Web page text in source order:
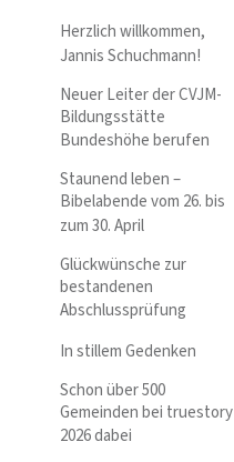
Herzlich willkommen,
Jannis Schuchmann!
Neuer Leiter der CVJM-
Bildungsstätte
Bundeshöhe berufen
Staunend leben –
Bibelabende vom 26. bis
zum 30. April
Glückwünsche zur
bestandenen
Abschlussprüfung
In stillem Gedenken
Schon über 500
Gemeinden bei truestory
2026 dabei